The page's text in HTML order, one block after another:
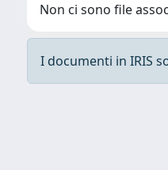
Non ci sono file
I documenti in IRIS